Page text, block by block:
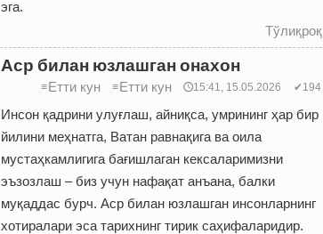
эга.
Тўлиқроқ
Аср билан юзлашган онахон
≡Етти кун ≡Етти кун 🕔15:41, 15.05.2026 ✔194
Инсон қадрини улуғлаш, айниқса, умрининг ҳар бир
йилини меҳнатга, Ватан равнақига ва оила
мустаҳкамлигига бағишлаган кексаларимизни
эъзозлаш – биз учун нафақат анъана, балки
муқаддас бурч. Аср билан юзлашган инсонларнинг
хотиралари эса тарихнинг тирик саҳифаларидир.